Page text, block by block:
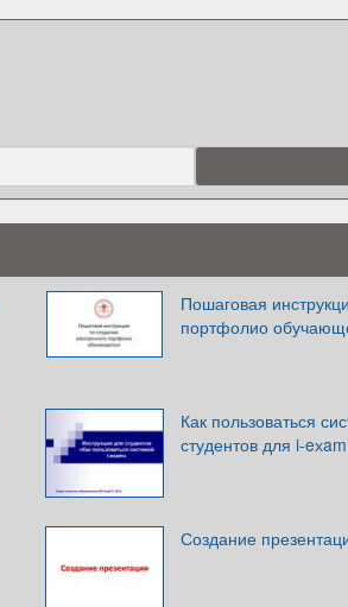
Пошаговая
портфолио
Как пользоваться
студентов для i-eхam
Создание